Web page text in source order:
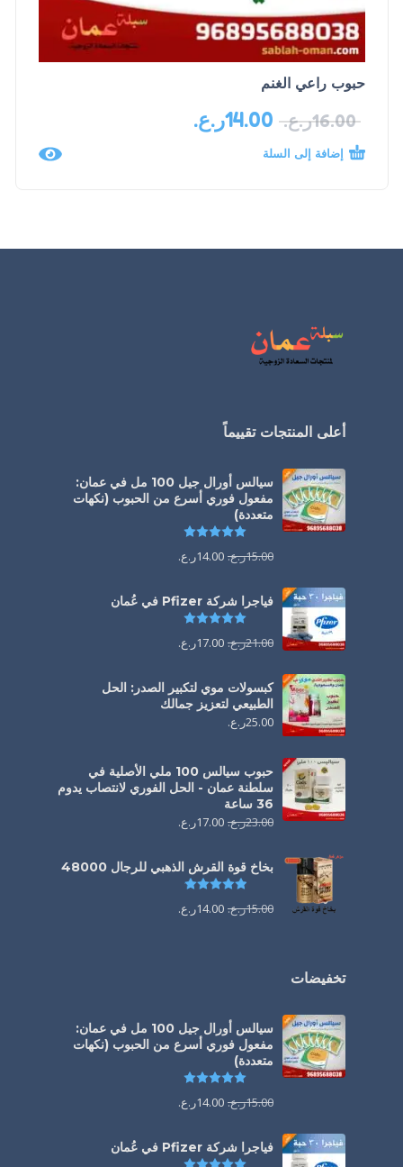
حبوب راعي الغنم
16.00ر.ع. 14.00ر.ع.
إضافة إلى السلة
أعلى المنتجات تقييماً
سيالس أورال جيل 100 مل في عمان:
مفعول فوري أسرع من الحبوب (نكهات
متعددة)
15.00ر.ع. 14.00ر.ع.
فياجرا شركة Pfizer في عُمان
21.00ر.ع. 17.00ر.ع.
كبسولات موي لتكبير الصدر: الحل
الطبيعي لتعزيز جمالك
25.00ر.ع.
حبوب سيالس 100 ملي الأصلية في
سلطنة عمان - الحل الفوري لانتصاب يدوم
36 ساعة
23.00ر.ع. 17.00ر.ع.
بخاخ قوة القرش الذهبي للرجال 48000
تم التقييم
15.00ر.ع. 14.00ر.ع.
تخفيضات
سيالس أورال جيل 100 مل في عمان:
مفعول فوري أسرع من الحبوب (نكهات
متعددة)
15.00ر.ع. 14.00ر.ع.
فياجرا شركة Pfizer في عُمان